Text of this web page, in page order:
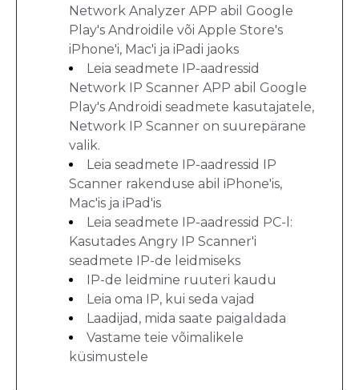
Network Analyzer APP abil Google
Play's Androidile või Apple Store's
iPhone'i, Mac'i ja iPadi jaoks
Leia seadmete IP-aadressid
Network IP Scanner APP abil Google
Play's Androidi seadmete kasutajatele,
Network IP Scanner on suurepärane
valik.
Leia seadmete IP-aadressid IP
Scanner rakenduse abil iPhone'is,
Mac'is ja iPad'is
Leia seadmete IP-aadressid PC-l:
Kasutades Angry IP Scanner'i
seadmete IP-de leidmiseks
IP-de leidmine ruuteri kaudu
Leia oma IP, kui seda vajad
Laadijad, mida saate paigaldada
Vastame teie võimalikele
küsimustele